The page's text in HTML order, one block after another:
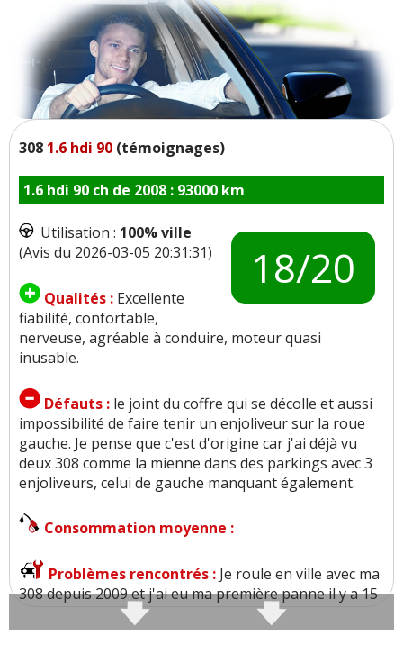
308 1.6 hdi 90 (témoignages)
1.6 hdi 90 ch de 2008 : 93000 km
18/20
Utilisation : 100% ville
(Avis du 2026-03-05 20:31:31)
Qualités : Excellente
fiabilité, confortable,
nerveuse, agréable à conduire, moteur quasi
inusable.
Défauts : le joint du coffre qui se décolle et aussi
impossibilité de faire tenir un enjoliveur sur la roue
gauche. Je pense que c'est d'origine car j'ai déjà vu
deux 308 comme la mienne dans des parkings avec 3
enjoliveurs, celui de gauche manquant également.
Consommation moyenne :
Problèmes rencontrés : Je roule en ville avec ma
308 depuis 2009 et j'ai eu ma première panne il y a 15
jours : message électronique : Température excessive
moteur STOP alors que je démarrais et que le moteur